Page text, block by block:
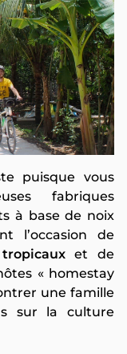
puisque vous
fabriques
à base de noix
l’occasion de
et de
« homestay
une famille
sur la culture